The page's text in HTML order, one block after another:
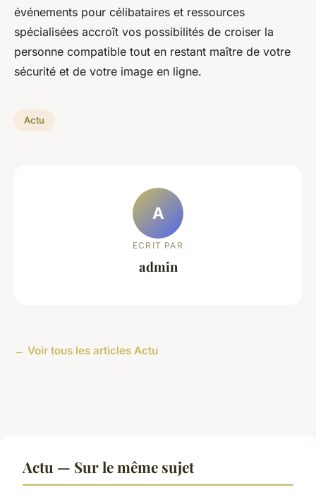
événements pour célibataires et ressources
spécialisées accroît vos possibilités de croiser la
personne compatible tout en restant maître de votre
sécurité et de votre image en ligne.
Actu
A
ECRIT PAR
admin
← Voir tous les articles Actu
Actu — Sur le même sujet